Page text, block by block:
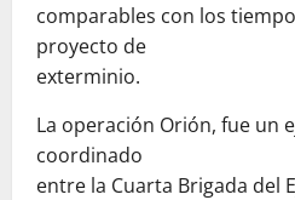
comparables con los
proyecto de
exterminio.
La operación Orión, fue un
coordinado
entre la Cuarta Brigada del